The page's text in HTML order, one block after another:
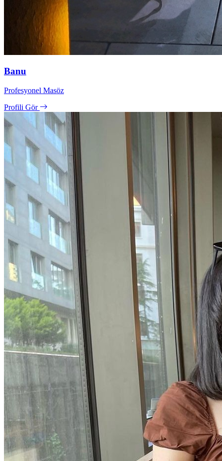
Banu
Profesyonel Masöz
Profili Gör